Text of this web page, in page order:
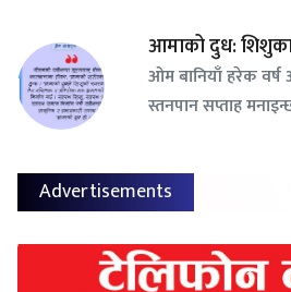
आमाको दुध:
ओम बानियाँ हरेक वर्ष
स्तनपान सप्ताह
Advertisements